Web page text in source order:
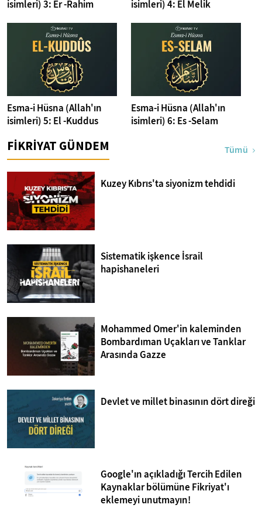
isimleri) 3: Er -Rahim
isimleri) 4: El Melik
Esma-i Hüsna (Allah'ın
isimleri) 5: El -Kuddus
Esma-i Hüsna (Allah'ın
isimleri) 6: Es -Selam
FİKRİYAT GÜNDEM Tümü
Kuzey Kıbrıs'ta siyonizm tehdidi
Sistematik işkence İsrail
hapishaneleri
Mohammed Omer'in kaleminden
Bombardıman Uçakları ve Tanklar
Arasında Gazze
Devlet ve millet binasının dört direği
Google'ın açıkladığı Tercih Edilen
Kaynaklar bölümüne Fikriyat'ı
eklemeyi unutmayın!